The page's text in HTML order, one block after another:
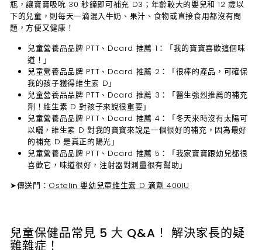
瓶，讓寶寶吸吮 30 秒鐘即可補充 D3；年齡較大的嬰兒和 12 歲以
下的兒童，則每天一滴混入牛奶、果汁、食物或直接食用都沒有問
題，方便又健康！
兒童營養品品牌 PTT、Dcard 推薦 1：
「我的寶寶喜歡這個味
道！」
兒童營養品品牌 PTT、Dcard 推薦 2：
「很棒的產品，可確保
我的孩子獲得維生素 D」
兒童營養品品牌 PTT、Dcard 推薦 3：
「醫生強烈推薦的補充
劑！維生素 D 對孩子來說很重要」
兒童營養品品牌 PTT、Dcard 推薦 4：
「冬天來時沒有太陽可
以曬，維生素 D 對我的寶寶來說是一個很好的補充，因為最好
的補充 D 是真正的陽光」
兒童營養品品牌 PTT、Dcard 推薦 5：
「我家寶寶跟幼兒都很
喜歡它，味道很好，注射器對測量很有幫助」
➤傳送門： Ostelin 嬰幼兒童維生素 D 滴劑 400IU
兒童保健品常見 5 大 Q&A！ 解決家長的疑
難雜症！